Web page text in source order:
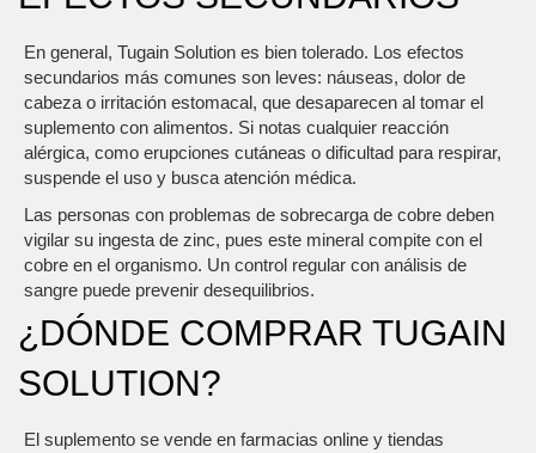
En general, Tugain Solution es bien tolerado. Los efectos
secundarios más comunes son leves: náuseas, dolor de
cabeza o irritación estomacal, que desaparecen al tomar el
suplemento con alimentos. Si notas cualquier reacción
alérgica, como erupciones cutáneas o dificultad para respirar,
suspende el uso y busca atención médica.
Las personas con problemas de sobrecarga de cobre deben
vigilar su ingesta de zinc, pues este mineral compite con el
cobre en el organismo. Un control regular con análisis de
sangre puede prevenir desequilibrios.
¿DÓNDE COMPRAR TUGAIN
SOLUTION?
El suplemento se vende en farmacias online y tiendas